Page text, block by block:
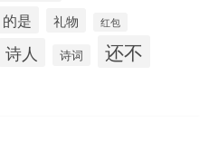
的是 礼物 红包
诗人 诗词 还不